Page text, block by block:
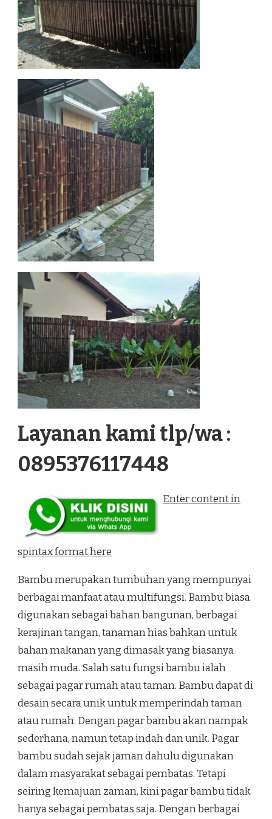
Layanan kami tlp/wa :
0895376117448
Enter content in
spintax format here
Bambu merupakan tumbuhan yang mempunyai
berbagai manfaat atau multifungsi. Bambu biasa
digunakan sebagai bahan bangunan, berbagai
kerajinan tangan, tanaman hias bahkan untuk
bahan makanan yang dimasak yang biasanya
masih muda. Salah satu fungsi bambu ialah
sebagai pagar rumah atau taman. Bambu dapat di
desain secara unik untuk memperindah taman
atau rumah. Dengan pagar bambu akan nampak
sederhana, namun tetap indah dan unik. Pagar
bambu sudah sejak jaman dahulu digunakan
dalam masyarakat sebagai pembatas. Tetapi
seiring kemajuan zaman, kini pagar bambu tidak
hanya sebagai pembatas saja. Dengan berbagai